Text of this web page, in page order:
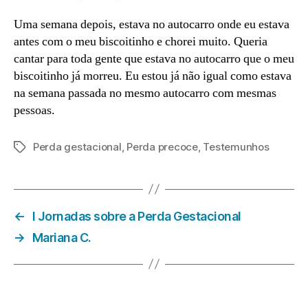
Uma semana depois, estava no autocarro onde eu estava
antes com o meu biscoitinho e chorei muito. Queria
cantar para toda gente que estava no autocarro que o meu
biscoitinho já morreu. Eu estou já não igual como estava
na semana passada no mesmo autocarro com mesmas
pessoas.
Etiquetas
Perda gestacional Perda precoce, Testemunhos
←
I Jornadas sobre a Perda Gestacional
→
Mariana C.